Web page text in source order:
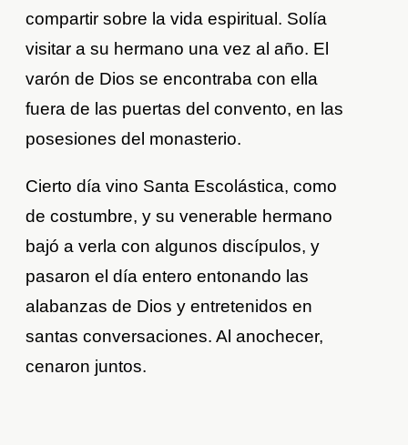
compartir sobre la vida espiritual. Solía
visitar a su hermano una vez al año. El
varón de Dios se encontraba con ella
fuera de las puertas del convento, en las
posesiones del monasterio.
Cierto día vino Santa Escolástica, como
de costumbre, y su venerable hermano
bajó a verla con algunos discípulos, y
pasaron el día entero entonando las
alabanzas de Dios y entretenidos en
santas conversaciones. Al anochecer,
cenaron juntos.